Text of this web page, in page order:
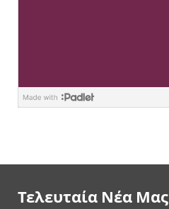
Τελευταία Νέα Μας